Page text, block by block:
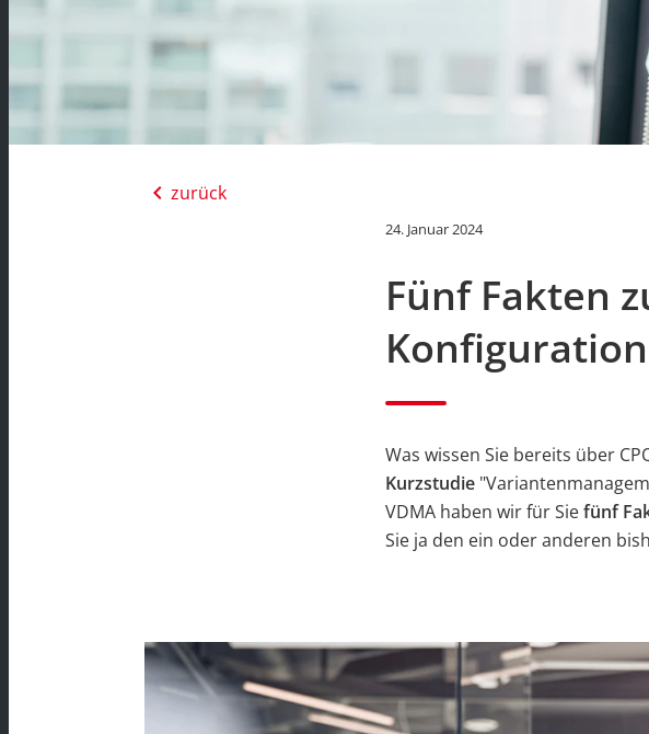
chevron_left zurück
24. Januar 2024
Fünf Fakten
Was wissen Sie bereits über
Kurzstudie
VDMA haben wir für Siefünf
Sie ja den ein oder anderen